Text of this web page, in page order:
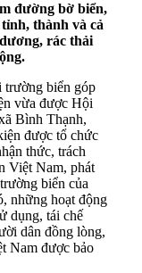
đường bờ biển,
thành và cả
rác thải
trường biển góp
vừa được Hội
Bình Thạnh,
được tổ chức
thức, trách
Việt Nam, phát
biển của
những hoạt động
dụng, tái chế
dân đồng lòng,
Nam được bảo